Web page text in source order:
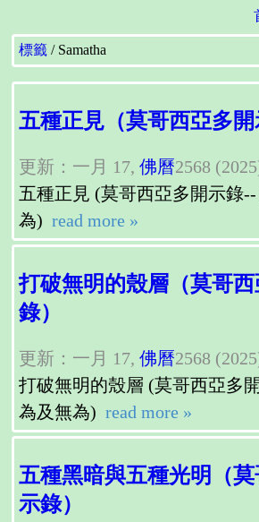
標籤 Samatha
五種正見（莫哥西亞多開
更新：一月 17, 佛曆2568
五種正見 (莫哥西亞多開示錄
為) read more »
打破無明的殼層（莫哥
錄）
更新：一月 17, 佛曆2568
打破無明的殼層 (莫哥西亞多
為及無為) read more »
五種黑暗與五種光明（
示錄）